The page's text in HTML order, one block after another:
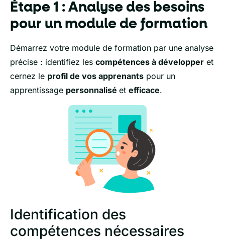
Étape 1 : Analyse des besoins
pour un module de formation
Démarrez votre module de formation par une analyse
précise : identifiez les compétences à développer et
cernez le profil de vos apprenants pour un
apprentissage personnalisé et efficace.
Identification des
compétences nécessaires